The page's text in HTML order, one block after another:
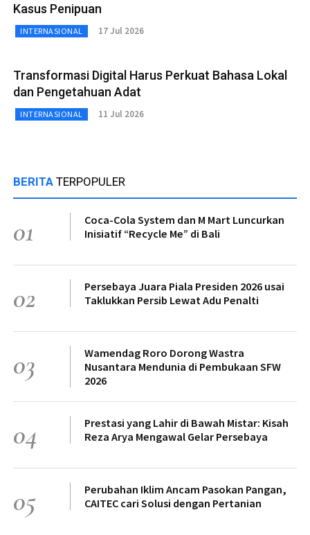
Kasus Penipuan
INTERNASIONAL 17 Jul 2026
Transformasi Digital Harus Perkuat Bahasa Lokal
dan Pengetahuan Adat
INTERNASIONAL 11 Jul 2026
BERITA TERPOPULER
01
Coca-Cola System dan M Mart Luncurkan
Inisiatif “Recycle Me” di Bali
02
Persebaya Juara Piala Presiden 2026 usai
Taklukkan Persib Lewat Adu Penalti
03
Wamendag Roro Dorong Wastra
Nusantara Mendunia di Pembukaan SFW
2026
04
Prestasi yang Lahir di Bawah Mistar: Kisah
Reza Arya Mengawal Gelar Persebaya
05
Perubahan Iklim Ancam Pasokan Pangan,
CAITEC cari Solusi dengan Pertanian